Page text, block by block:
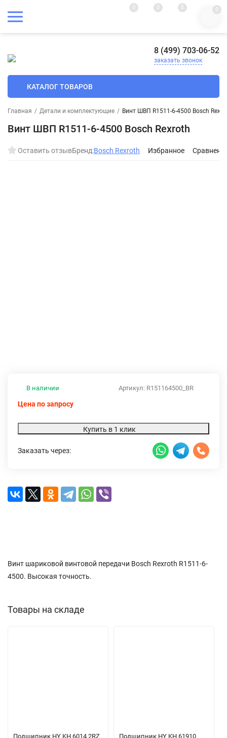
0 0 0 0
8 (499) 703-06-52
заказать звонок
КАТАЛОГ ТОВАРОВ
Главная / Детали и комплектующие / Винт ШВП R1511-6-4500 Bosch
Винт ШВП R1511-6-4500 Bosch Rexroth
Оставить отзывБренд:Bosch Rexroth Избранное
Артикул: R151164500_BR
В наличии
Цена по запросу
Купить в 1 клик
Заказать через:
Винт шариковой винтовой передачи Bosch Rexroth R1511-6-
4500. Высокая точность.
Товары на складе
Подшипник HY KH 6014 2RZ
Подшипник HY KH 61910